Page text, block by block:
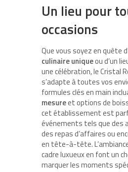
Un lieu pour
occasions
Que vous soyez en quête
culinaire uniqueou d’un
une célébration, le Cristal
s’adapte à toutes vos
formules clés en main
mesureet options de
cet établissement est
événements tels que des
des repas d’affaires ou
en tête-à-tête.
cadre luxueux en font un
marquer les moments